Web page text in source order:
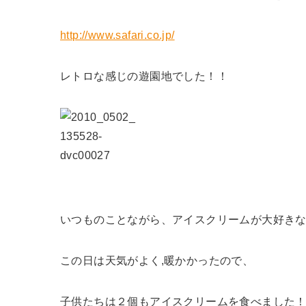
http://www.safari.co.jp/
レトロな感じの遊園地でした！！
いつものことながら、アイスクリームが大好き
この日は天気がよく,暖かかったので、
子供たちは２個もアイスクリームを食べました！